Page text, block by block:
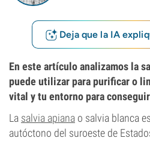
Deja que la IA
En este artículo analizamos la
puede utilizar para purificar o
vital y tu entorno para
La salvia apiana o salvia blanca
autóctono del suroeste de